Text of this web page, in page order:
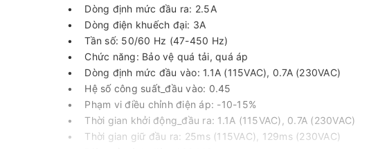
• Dòng định mức đầu ra: 2.5A
• Dòng điện khuếch đại: 3A
• Tần số: 50/60 Hz (47-450 Hz)
• Chức năng: Bảo vệ quá tải, quá áp
• Dòng định mức đầu vào: 1.1A (115VAC), 0.7A (230VAC)
• Hệ số công suất_đầu vào: 0.45
• Phạm vi điều chỉnh điện áp: -10-15%
• Thời gian khởi động_đầu ra: 1.1A (115VAC), 0.7A (230VAC)
• Thời gian giữ đầu ra: 25ms (115VAC), 129ms (230VAC)